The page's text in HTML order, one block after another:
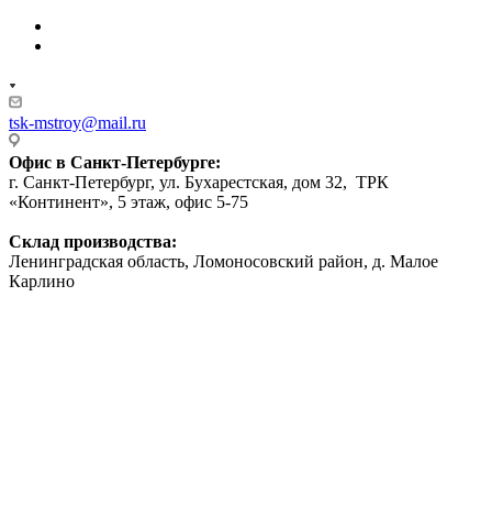
tsk-mstroy@mail.ru
Офис в Санкт-Петербурге:
г. Санкт-Петербург, ул. Бухарестская, дом 32, ТРК
«Континент», 5 этаж, офис 5-75
Склад производства:
Ленинградская область, Ломоносовский район, д. Малое
Карлино